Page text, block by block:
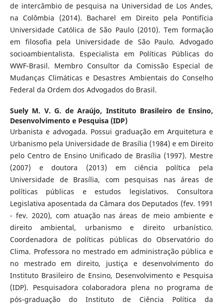
de intercâmbio de pesquisa na Universidad de Los Andes,
na Colômbia (2014). Bacharel em Direito pela Pontifícia
Universidade Católica de São Paulo (2010). Tem formação
em filosofia pela Universidade de São Paulo. Advogado
socioambientalista. Especialista em Políticas Públicas do
WWF-Brasil. Membro Consultor da Comissão Especial de
Mudanças Climáticas e Desastres Ambientais do Conselho
Federal da Ordem dos Advogados do Brasil.
Suely M. V. G. de Araújo, Instituto Brasileiro de Ensino,
Desenvolvimento e Pesquisa (IDP)
Urbanista e advogada. Possui graduação em Arquitetura e
Urbanismo pela Universidade de Brasília (1984) e em Direito
pelo Centro de Ensino Unificado de Brasília (1997). Mestre
(2007) e doutora (2013) em ciência política pela
Universidade de Brasília, com pesquisas nas áreas de
políticas públicas e estudos legislativos. Consultora
Legislativa aposentada da Câmara dos Deputados (fev. 1991
- fev. 2020), com atuação nas áreas de meio ambiente e
direito ambiental, urbanismo e direito urbanístico.
Coordenadora de políticas públicas do Observatório do
Clima. Professora no mestrado em administração pública e
no mestrado em direito, justiça e desenvolvimento do
Instituto Brasileiro de Ensino, Desenvolvimento e Pesquisa
(IDP). Pesquisadora colaboradora plena no programa de
pós-graduação do Instituto de Ciência Política da